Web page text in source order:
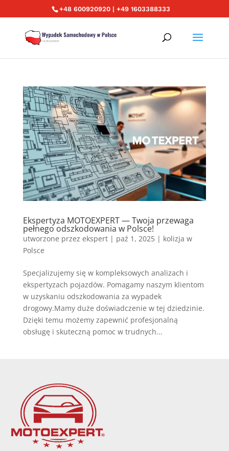
+48 600920920 | +49 1603388333
Ekspertyza MOTOEXPERT — Twoja przewaga
pełnego odszkodowania w Polsce!
utworzone przez ekspert| paź 1, 2025| kolizja w
Polsce
Specjalizujemy się w kompleksowych analizach i
ekspertyzach pojazdów. Pomagamy naszym klientom
w uzyskaniu odszkodowania za wypadek
drogowy.Mamy duże doświadczenie w tej dziedzinie.
Dzięki temu możemy zapewnić profesjonalną
obsługę i skuteczną pomoc w trudnych...